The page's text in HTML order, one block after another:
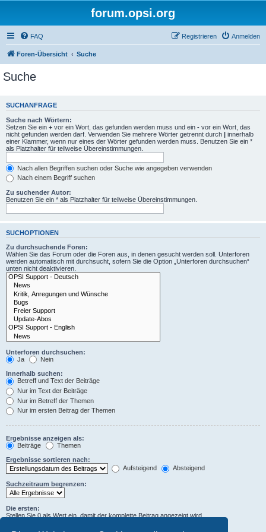
forum.opsi.org
FAQ Anmelden
Registrieren
Foren-Übersicht Suche
Suche
SUCHANFRAGE
Suche nach Wörtern:
Setzen Sie ein + vor ein Wort, das gefunden werden muss und ein - vor ein Wort, das
nicht gefunden werden darf. Verwenden Sie mehrere Wörter getrennt durch | innerhalb
einer Klammer, wenn nur eines der Wörter gefunden werden muss. Benutzen Sie ein *
als Platzhalter für teilweise Übereinstimmungen.
Nach allen Begriffen suchen oder Suche wie angegeben verwenden
Nach einem Begriff suchen
Zu suchender Autor:
Benutzen Sie ein * als Platzhalter für teilweise Übereinstimmungen.
SUCHOPTIONEN
Zu durchsuchende Foren:
Wählen Sie das Forum oder die Foren aus, in denen gesucht werden soll. Unterforen
werden automatisch mit durchsucht, sofern Sie die Option „Unterforen durchsuchen“
unten nicht deaktivieren.
Unterforen durchsuchen:
Ja
Nein
Innerhalb suchen:
Betreff und Text der Beiträge
Nur im Text der Beiträge
Nur im Betreff der Themen
Nur im ersten Beitrag der Themen
Ergebnisse anzeigen als:
Beiträge
Themen
Ergebnisse sortieren nach:
Aufsteigend
Absteigend
Suchzeitraum begrenzen:
Die ersten:
Stellen Sie 0 als Wert ein, damit der komplette Beitrag angezeigt wird.